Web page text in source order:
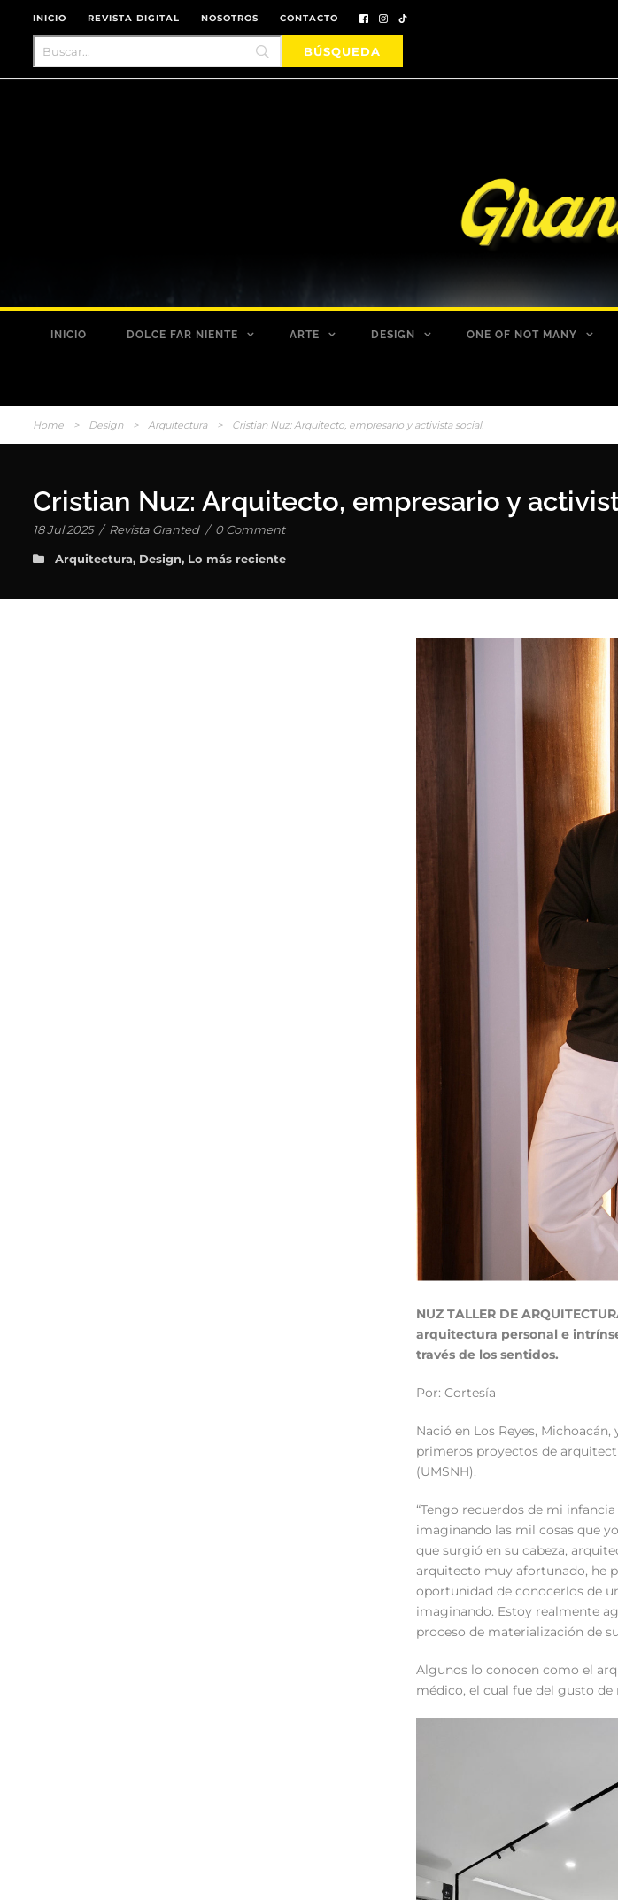
INICIO REVISTA DIGITAL NOSOTROS CONTACTO
INICIO DOLCE FAR NIENTE ARTE DESIGN ONE OF NOT MANY
Home > Design > Arquitectura > Cristian Nuz: Arquitecto, empresario y activista social.
Cristian Nuz: Arquitecto, empresario y
18 Jul 2025 / Revista Granted / 0 Comment
Arquitectura, Design, Lo más reciente
NUZ TALLER DE
arquitectura personal e
través de los sentidos.
Por: Cortesía
Nació en Los Reyes,
primeros proyectos de
(UMSNH).
“Tengo recuerdos de mi
imaginando las mil cosas que
que surgió en su cabeza,
arquitecto muy afortunado, he
oportunidad de conocerlos de
imaginando. Estoy realmente
proceso de materialización de
Algunos lo conocen como el
médico, el cual fue del gusto de